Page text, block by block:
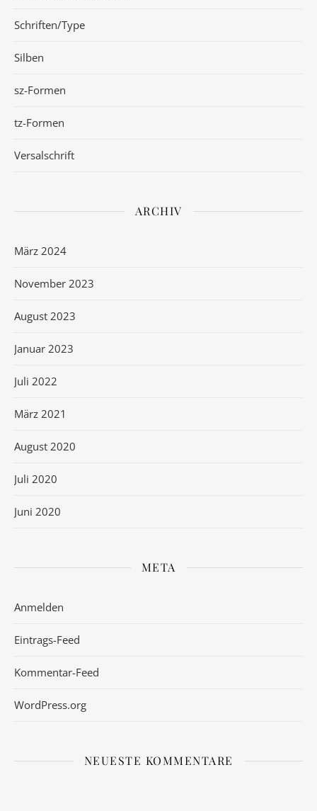
Schriften/Type
Silben
sz-Formen
tz-Formen
Versalschrift
ARCHIV
März 2024
November 2023
August 2023
Januar 2023
Juli 2022
März 2021
August 2020
Juli 2020
Juni 2020
META
Anmelden
Eintrags-Feed
Kommentar-Feed
WordPress.org
NEUESTE KOMMENTARE